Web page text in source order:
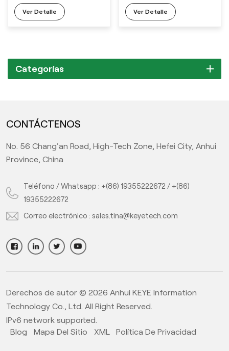
vino
Ver Detalle Ver Detalle
Categorías
CONTÁCTENOS
No. 56 Chang'an Road, High-Tech Zone, Hefei City, Anhui
Province, China
Teléfono / Whatsapp : +(86) 19355222672 / +(86)
19355222672
Correo electrónico :sales.tina@keyetech.com
Derechos de autor © 2026 Anhui KEYE Information
Technology Co., Ltd. All Right Reserved.
IPv6 network supported.
Blog
Mapa Del Sitio XML Política De Privacidad